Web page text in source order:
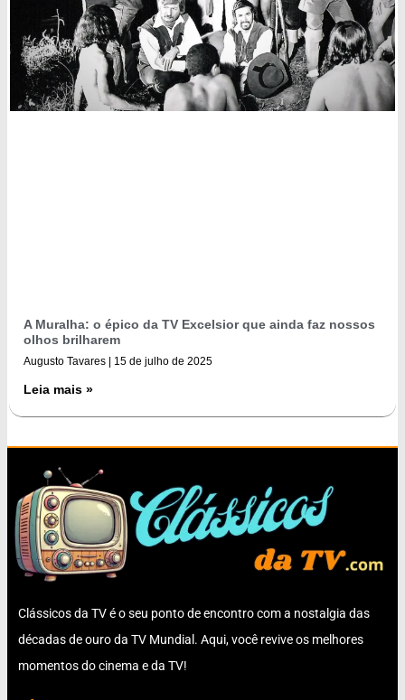
A Muralha: o épico da TV Excelsior que ainda faz nossos
olhos brilharem
Augusto Tavares 15 de julho de 2025
Leia mais »
Clássicos da TV é o seu ponto de encontro com a nostalgia das
décadas de ouro da TV Mundial. Aqui, você revive os melhores
momentos do cinema e da TV!